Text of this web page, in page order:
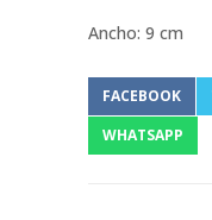
Ancho: 9 cm
FACEBOOK
WHATSAPP